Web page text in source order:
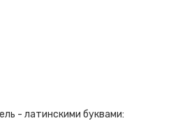
- латинскими буквами: